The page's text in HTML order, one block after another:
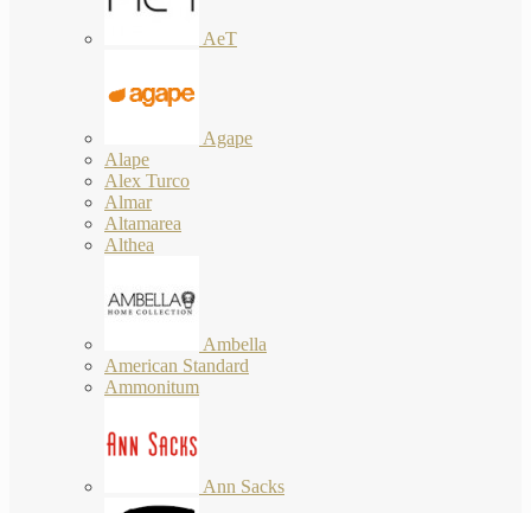
AeT
Agape
Alape
Alex Turco
Almar
Altamarea
Althea
Ambella
American Standard
Ammonitum
Ann Sacks